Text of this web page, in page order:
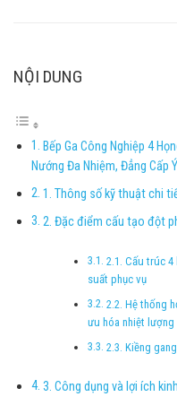
NỘI DUNG
Bếp Ga Công Nghiệp 4
Nướng Đa Nhiệm, Đẳng Cấp
1. Thông số kỹ thuật chi
2. Đặc điểm cấu tạo đột
2.1. Cấu trúc
suất phục vụ
2.2. Hệ thống
ưu hóa nhiệt lượng
2.3. Kiềng
3. Công dụng và lợi ích